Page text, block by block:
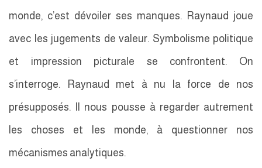
monde, c’est dévoiler ses manques. Raynaud joue
avec les jugements de valeur. Symbolisme politique
et impression picturale se confrontent. On
s’interroge. Raynaud met à nu la force de nos
présupposés. Il nous pousse à regarder autrement
les choses et les monde, à questionner nos
mécanismes analytiques.